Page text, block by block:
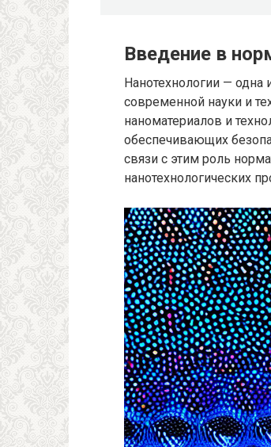
Введение в
Нанотехнологии —
современной науки и
наноматериалов и
обеспечивающих
связи с этим роль
нанотехнологических